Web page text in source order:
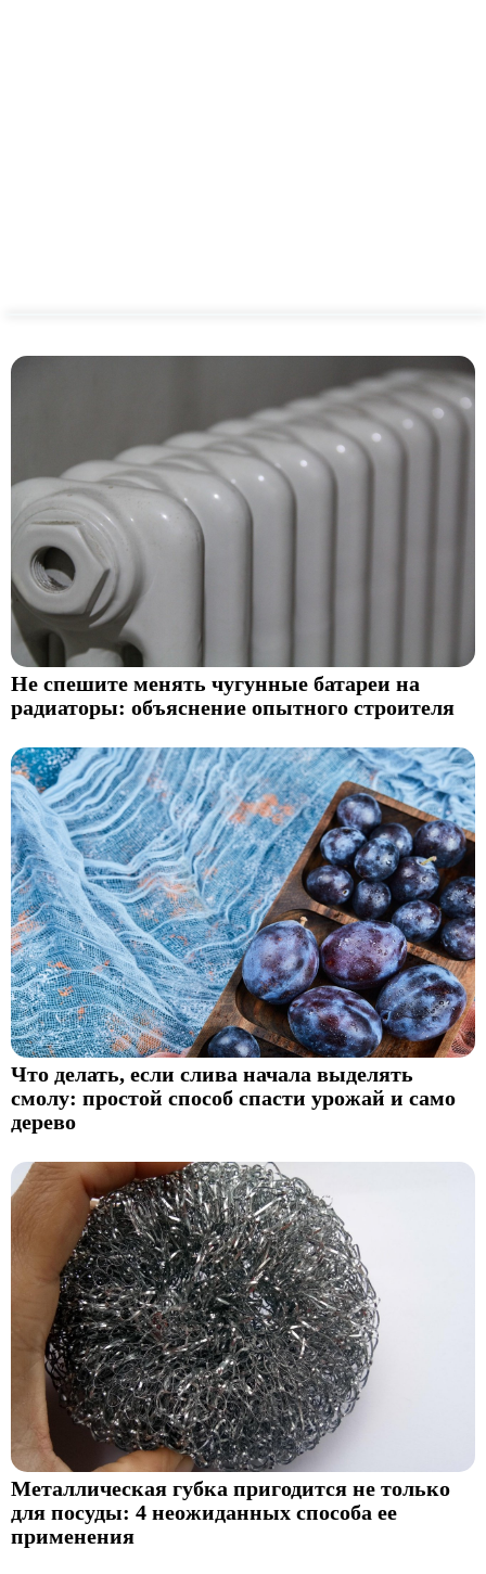
Не спешите менять чугунные батареи на
радиаторы: объяснение опытного строителя
Что делать, если слива начала выделять
смолу: простой способ спасти урожай и само
дерево
Металлическая губка пригодится не только
для посуды: 4 неожиданных способа ее
применения